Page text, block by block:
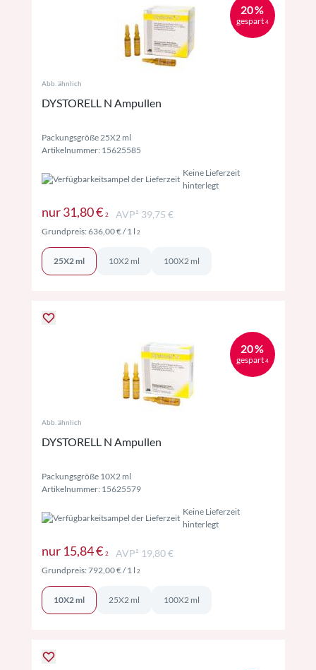
20 %
gespart 4
Abb. ähnlich
DYSTORELL N Ampullen
Packungsgröße 25X2 ml
Artikelnummer: 15625585
Keine Lieferzeit
hinterlegt
nur31,80 € 2Preise inkl. MwSt. ggf. zzgl. Versand
AVP² 39,75 €
Grundpreis:636,00 €/ 1 l 2Preise inkl. MwSt. ggf. zzgl. Versand
25X2 ml 10X2 ml 100X2 ml
20 %
gespart 4
Abb. ähnlich
DYSTORELL N Ampullen
Packungsgröße 10X2 ml
Artikelnummer: 15625579
Keine Lieferzeit
hinterlegt
nur 15,84 € 2Preise inkl. MwSt. ggf. zzgl. Versand
AVP² 19,80 €
Grundpreis:792,00 €/ 1 l 2Preise inkl. MwSt. ggf. zzgl. Versand
10X2 ml 25X2 ml 100X2 ml